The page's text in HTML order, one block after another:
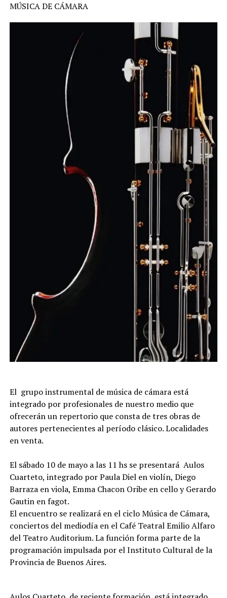
MÚSICA DE CÁMARA
El grupo instrumental de música de cámara está
integrado por profesionales de nuestro medio que
ofrecerán un repertorio que consta de tres obras de
autores pertenecientes al período clásico. Localidades
en venta.
El sábado 10 de mayo a las 11 hs se presentará Aulos
Cuarteto, integrado por Paula Diel en violín, Diego
Barraza en viola, Emma Chacon Oribe en cello y Gerardo
Gautin en fagot.
El encuentro se realizará en el ciclo Música de Cámara,
conciertos del mediodía en el Café Teatral Emilio Alfaro
del Teatro Auditorium. La función forma parte de la
programación impulsada por el Instituto Cultural de la
Provincia de Buenos Aires.